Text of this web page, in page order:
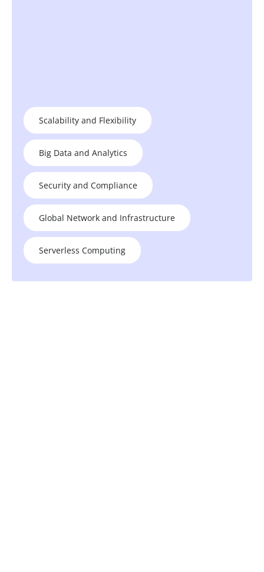
Scalability and Flexibility
Big Data and Analytics
Security and Compliance
Global Network and Infrastructure
Serverless Computing